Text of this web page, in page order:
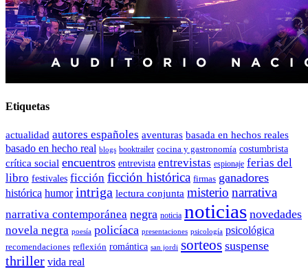
Etiquetas
actualidad autores españoles aventuras basada en hechos reales
basado en hecho real blogs booktrailer cocina y gastronomía costumbrista
crítica social encuentros entrevista entrevistas espionaje ferias del
libro festivales ficción ficción histórica firmas ganadores
histórica humor intriga lectura conjunta misterio narrativa
narrativa contemporánea negra noticia noticias novedades
novela negra poesía policíaca presentaciones psicología psicológica
recomendaciones reflexión romántica san jordi sorteos suspense
thriller vida real